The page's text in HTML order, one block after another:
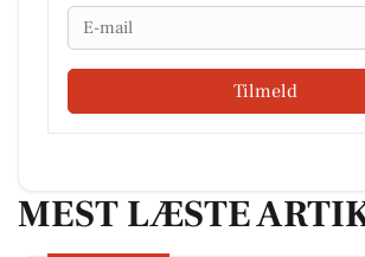
Email
Tilmeld
MEST LÆSTE